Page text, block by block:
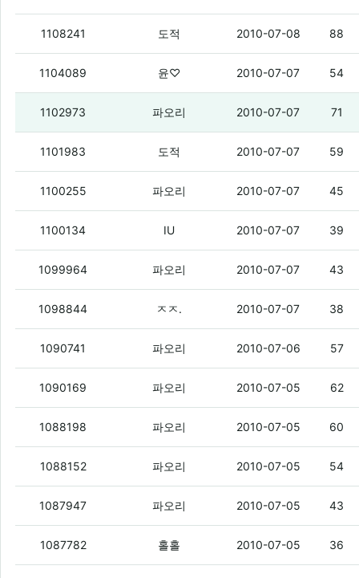
1108241 야이 모토로이 종자들아(6)
도적 2010-07-08 88
1104089 아우 ㅠㅠㅠㅠㅠㅠㅠ(2)
윤♡ 2010-07-07 54
1102973 LGT 별사탕지급 중단한다고함(8)
파오리 2010-07-07 71
1101983 모토로이 24/7 뜨면 누가 문자좀
도적 2010-07-07 59
1100255 SKT 유심카드 재활용 본인것만 가능한
파오리 2010-07-07 45
1100134 아이리버폰 24/13 가면건 있을시
IU 2010-07-07 39
1099964 [SKT/저급정보] 7월 부진재고 추가기종
파오리 2010-07-07 43
1098844 오늘 부터 후덜2 디자이어 출고가 내린다
ㅈㅈ. 2010-07-07 38
1090741 폰텍 정주행 완료 ㅇㅇ(3)
파오리 2010-07-06 57
1090169 호싱싱의 말에 의하면(6)
파오리 2010-07-05 62
1088198 뽐덕들은 참으로 부지런한거같다
파오리 2010-07-05 60
1088152 같은 폰 여러개 개통하면 좆망?(6)
파오리 2010-07-05 54
1087947 안냥? ㅇㅇ(4)
파오리 2010-07-05 43
1087782 와봤자 아무것도 없어.(3)
홀홀 2010-07-05 36